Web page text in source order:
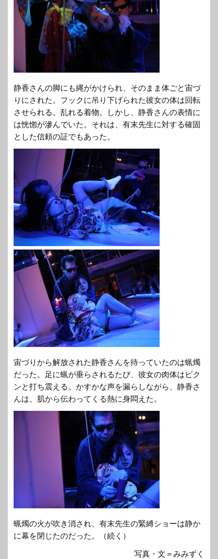
静香さんの脚にも縄がかけられ、そのまま体ごと宙づ
りにされた。フックに吊り下げられた彼女の体は回転
させられる。乱れる着物。しかし、静香さんの表情に
は恍惚が滲んでいた。それは、有末先生に対する確固
とした信頼の証でもあった。
宙づりから解放された静香さんを待っていたのは蝋燭
だった。足に蝋が垂らされるたび、彼女の肉体はビク
ンと打ち震える。かすかな声を漏らしながら、静香さ
んは、肌から伝わってくる熱に身悶えた。
蝋燭の火が吹き消され、有末先生の緊縛ショーは静か
に幕を閉じたのだった。（続く）
写真・文＝みみずく